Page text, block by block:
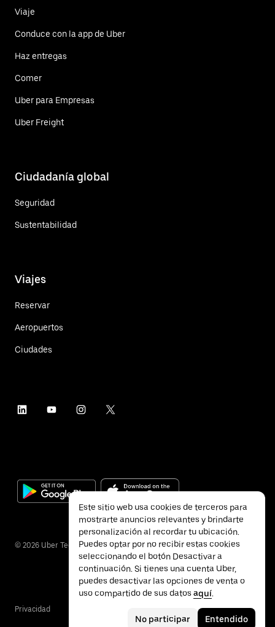
Viaje
Conduce con la app de Uber
Haz entregas
Comer
Uber para Empresas
Uber Freight
Ciudadanía global
Seguridad
Sustentabilidad
Viajes
Reservar
Aeropuertos
Ciudades
© 2026 Uber Technologies Inc.
Privacidad
Este sitio web usa cookies de terceros para
mostrarte anuncios relevantes y brindarte
personalización al recordar tu ubicación.
Puedes optar por no recibir estas cookies
seleccionando el botón Desactivar a
continuación. Si tienes una cuenta Uber,
puedes desactivar las opciones de venta o
uso compartido de sus datos aquí.
No participar Entendido